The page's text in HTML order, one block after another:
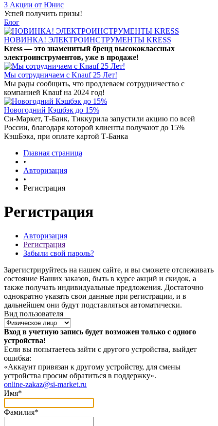
3 Акции от Юнис
Успей получить призы!
Блог
НОВИНКА! ЭЛЕКТРОИНСТРУМЕНТЫ KRESS
Kress — это знаменитый бренд высококлассных
электроинструментов, уже в продаже!
Мы сотрудничаем с Knauf 25 Лет!
Мы рады сообщить, что продлеваем сотрудничество с
компанией Knauf на 2024 год!
Новогодний Кэшбэк до 15%
Си-Маркет, Т-Банк, Тиккурила запустили акцию по всей
России, благодаря которой клиенты получают до 15%
КэшБэка, при оплате картой Т-Банка
Главная страница
•
Авторизация
•
Регистрация
Регистрация
Авторизация
Регистрация
Забыли свой пароль?
Зарегистрируйтесь на нашем сайте, и вы сможете отслеживать
состояние Ваших заказов, быть в курсе акций и скидок, а
также получать индивидуальные предложения. Достаточно
однократно указать свои данные при регистрации, и в
дальнейшем они будут подставляться автоматически.
Вид пользователя
Вход в учетную запись будет возможен только с одного
устройства!
Если вы попытаетесь зайти с другого устройства, выйдет
ошибка:
«Аккаунт привязан к другому устройству, для смены
устройства просим обратиться в поддержку».
online-zakaz@si-market.ru
Имя*
Фамилия*